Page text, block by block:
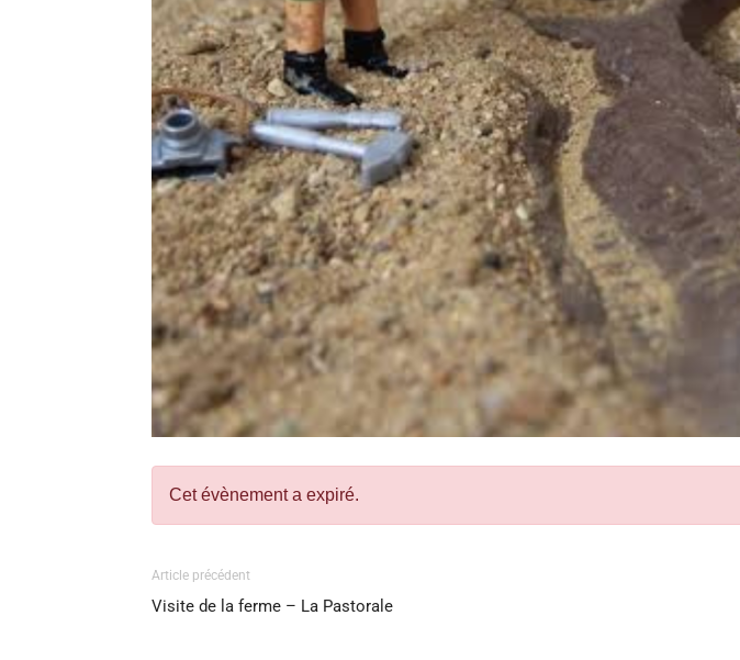
Cet évènement a expiré.
Article précédent
Visite de la ferme – La Pastorale